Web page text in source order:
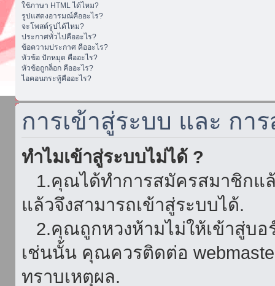
ใช้ภาษา HTML ได้ไหม?
รูปแสดงอารมณ์คืออะไร?
จะโพสต์รูปได้ไหม?
ประกาศทั่วไปคืออะไร?
ข้อความประกาศ คืออะไร?
หัวข้อ ปักหมุด คืออะไร?
หัวข้อถูกล็อก คืออะไร?
ไอคอนกระทู้คืออะไร?
การเข้าสู่ระบบ และ กา
ทำไมเข้าสู่ระบบไม่ได้ ?
1.คุณได้ทำการสมัครสมาชิกแ
แล้วจึงสามารถเข้าสู่ระบบได้.
2.คุณถูกหวงห้ามไม่ให้เข้าสู่บอ
เช่นนั้น คุณควรติดต่อ
ทราบเหตุผล.